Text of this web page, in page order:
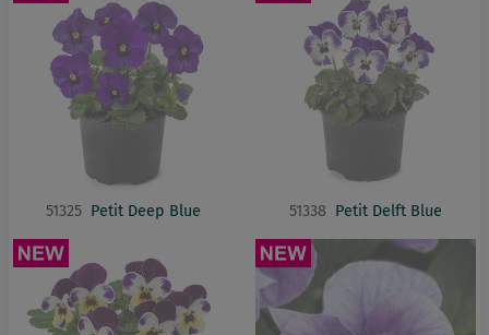
51325 Petit Deep Blue 51338 Petit Delft Blue